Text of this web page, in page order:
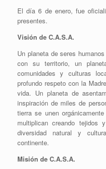
El día 6 de enero, fue
presentes.
Visión de C.A.S.A.
Un planeta de seres
con su territorio, un
comunidades y culturas
profundo respeto con la
vida. Un planeta de
inspiración de miles de
tierra se unen
multiplican creando tejidos
diversidad natural y
continente.
Misión de C.A.S.A.